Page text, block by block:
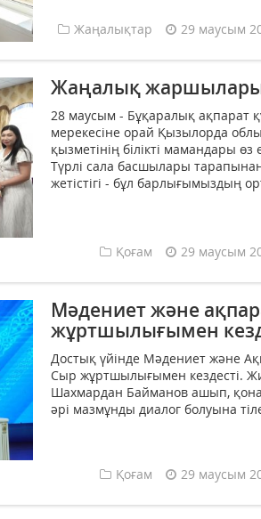
Жаңалықтар 29 маусым
Жаңалық
28 маусым - Бұқаралық ақпарат
мерекесіне орай Қызылорда
қызметінің білікті мамандары
Түрлі сала басшылары тарапынан
жетістігі - бұл барлығымыздың
Қоғам 29 маусым
Мәдениет және
жұртшылығымен
Достық үйінде Мәдениет және
Сыр жұртшылығымен кездесті.
Шахмардан Байманов ашып,
әрі мазмұнды диалог болуына
Қоғам 29 маусым